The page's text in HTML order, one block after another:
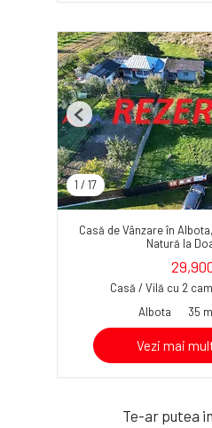
1 / 17
Previous
Casă de Vânzare în
Natură la
Casă / Vilă cu 2
Albota
35
Vezi mai
Te-ar putea